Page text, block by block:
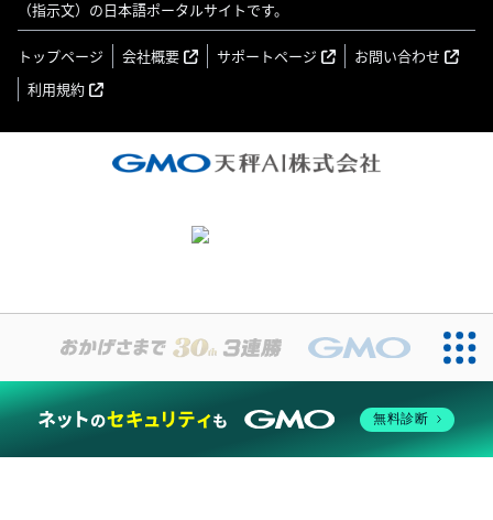
（指示文）の日本語ポータルサイトです。
トップページ 会社概要 サポートページ
お問い合わせ
利用規約
無料診断